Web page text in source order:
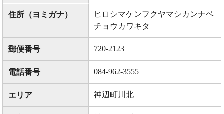
住所（ヨミガナ）
ヒロシマケンフクヤマシカンナベ
チョウカワキタ
郵便番号 720-2123
電話番号 084-962-3555
エリア 神辺町川北